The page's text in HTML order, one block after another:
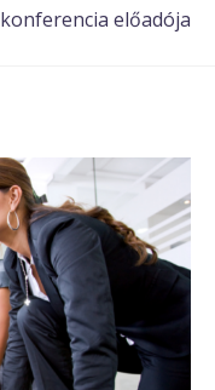
konferencia előadója